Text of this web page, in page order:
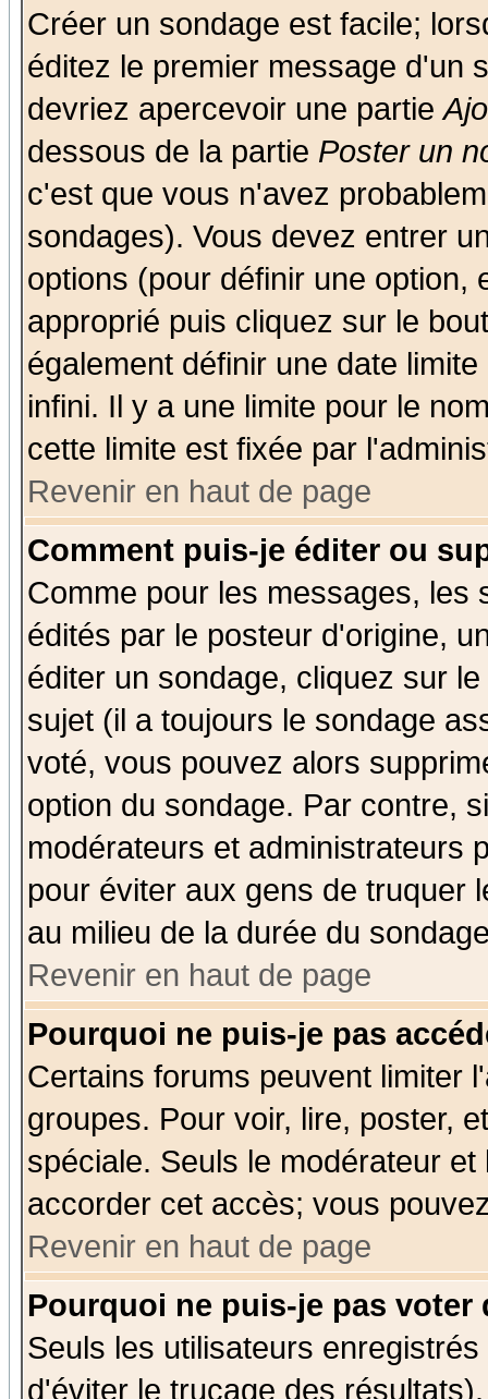
Créer un sondage est facile;
éditez le premier message d'un
devriez apercevoir une partie
dessous de la partie Poster un
c'est que vous n'avez
sondages). Vous devez entrer
options (pour définir une option,
approprié puis cliquez sur le
également définir une date
infini. Il y a une limite pour le
cette limite est fixée par
Revenir en haut de page
Comment puis-je éditer ou
Comme pour les messages, les
édités par le posteur d'origine,
éditer un sondage, cliquez sur
sujet (il a toujours le sondage
voté, vous pouvez alors
option du sondage. Par contre,
modérateurs et administrateurs
pour éviter aux gens de truquer
au milieu de la durée du
Revenir en haut de page
Pourquoi ne puis-je pas
Certains forums peuvent limiter
groupes. Pour voir, lire, poster,
spéciale. Seuls le modérateur
accorder cet accès; vous
Revenir en haut de page
Pourquoi ne puis-je pas voter
Seuls les utilisateurs
d'éviter le trucage des